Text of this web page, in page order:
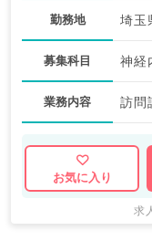
勤務地 埼玉
募集科目
業務内容 訪問
お気に入り
求